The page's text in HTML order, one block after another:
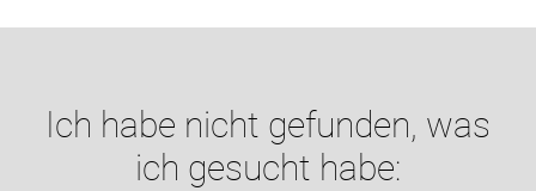
Ich habe nicht gefunden, was
ich gesucht habe: